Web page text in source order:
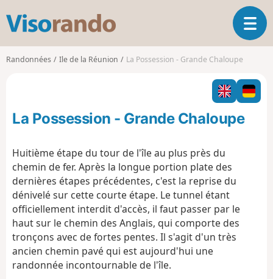
s
o
o
O
u
i
r
l
Randonnées Ile de la Réunion La Possession - Grande Chaloupe
La Possession - Grande Chaloupe
Huitième étape du tour de l'île au plus près du
chemin de fer. Après la longue portion plate des
dernières étapes précédentes, c'est la reprise du
dénivelé sur cette courte étape. Le tunnel étant
officiellement interdit d'accès, il faut passer par le
haut sur le chemin des Anglais, qui comporte des
tronçons avec de fortes pentes. Il s'agit d'un très
ancien chemin pavé qui est aujourd'hui une
randonnée incontournable de l'île.